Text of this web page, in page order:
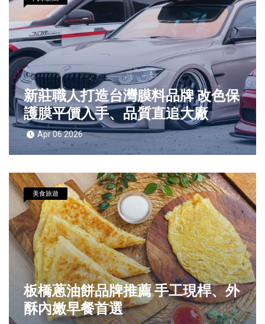
新莊職人打造台灣膜料品牌 改色保
護膜平價入手、品質直追大廠
Apr 06 2026
美食旅遊
板橋蔥油餅品牌推薦 手工現桿、外
酥內嫩早餐首選